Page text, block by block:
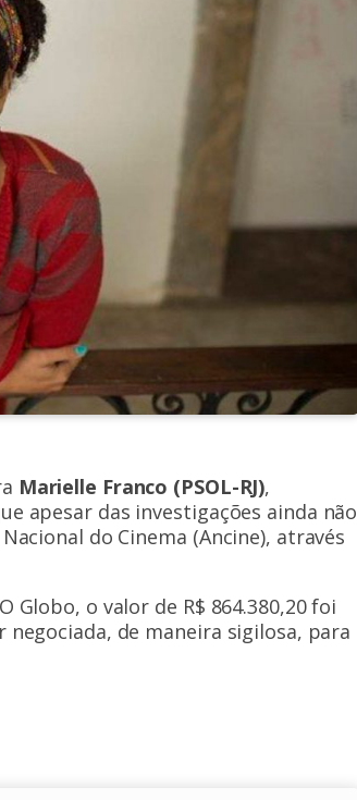
Marielle Franco (PSOL-RJ),
apesar das investigações ainda não
do Cinema (Ancine), através
Globo, o valor de R$ 864.380,20 foi
de maneira sigilosa, para